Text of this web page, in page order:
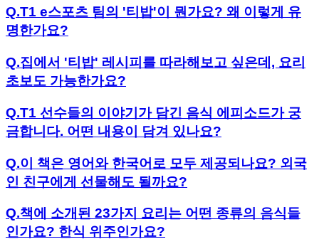
Q.T1 e스포츠 팀의 '티밥'이 뭔가요? 왜 이렇게 유
명한가요?
Q.집에서 '티밥' 레시피를 따라해보고 싶은데, 요리
초보도 가능한가요?
Q.T1 선수들의 이야기가 담긴 음식 에피소드가 궁
금합니다. 어떤 내용이 담겨 있나요?
Q.이 책은 영어와 한국어로 모두 제공되나요? 외국
인 친구에게 선물해도 될까요?
Q.책에 소개된 23가지 요리는 어떤 종류의 음식들
인가요? 한식 위주인가요?